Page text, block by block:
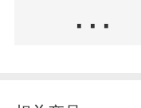
···